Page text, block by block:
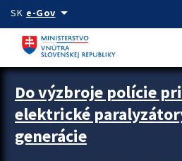
Preskocit na hlavný obsah
SK e-Govarrow_drop_down
Zastavit automatický posun upútavok
Do výzbroje polície
elektrické
generácie